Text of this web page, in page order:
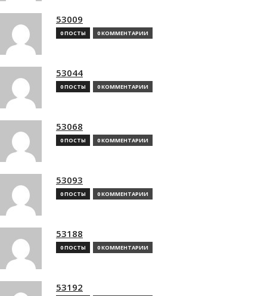
53009
0 ПОСТЫ 0 КОММЕНТАРИИ
53044
0 ПОСТЫ 0 КОММЕНТАРИИ
53068
0 ПОСТЫ 0 КОММЕНТАРИИ
53093
0 ПОСТЫ 0 КОММЕНТАРИИ
53188
0 ПОСТЫ 0 КОММЕНТАРИИ
53192